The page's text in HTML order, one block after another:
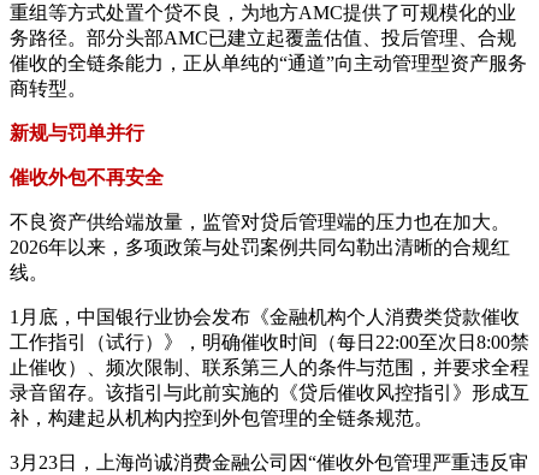
重组等方式处置个贷不良，为地方AMC提供了可规模化的业
务路径。部分头部AMC已建立起覆盖估值、投后管理、合规
催收的全链条能力，正从单纯的“通道”向主动管理型资产服务
商转型。
新规与罚单并行
催收外包不再安全
不良资产供给端放量，监管对贷后管理端的压力也在加大。
2026年以来，多项政策与处罚案例共同勾勒出清晰的合规红
线。
1月底，中国银行业协会发布《金融机构个人消费类贷款催收
工作指引（试行）》，明确催收时间（每日22:00至次日8:00禁
止催收）、频次限制、联系第三人的条件与范围，并要求全程
录音留存。该指引与此前实施的《贷后催收风控指引》形成互
补，构建起从机构内控到外包管理的全链条规范。
3月23日，上海尚诚消费金融公司因“催收外包管理严重违反审